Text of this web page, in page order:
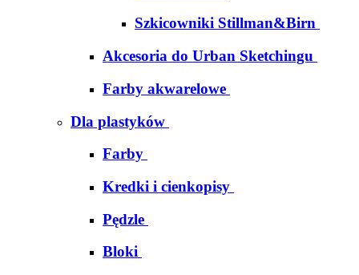
Szkicowniki Stillman&Birn
Akcesoria do Urban Sketchingu
Farby akwarelowe
Dla plastyków
Farby
Kredki i cienkopisy
Pędzle
Bloki